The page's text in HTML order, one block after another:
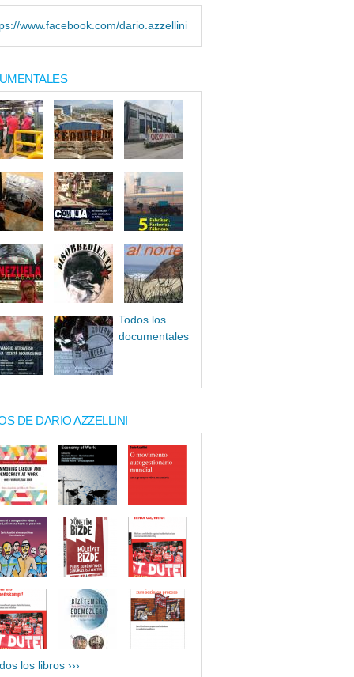
www.facebook.com/dario.azzellini
Todos los
documentales
DE DARIO AZZELLINI
los libros ›››